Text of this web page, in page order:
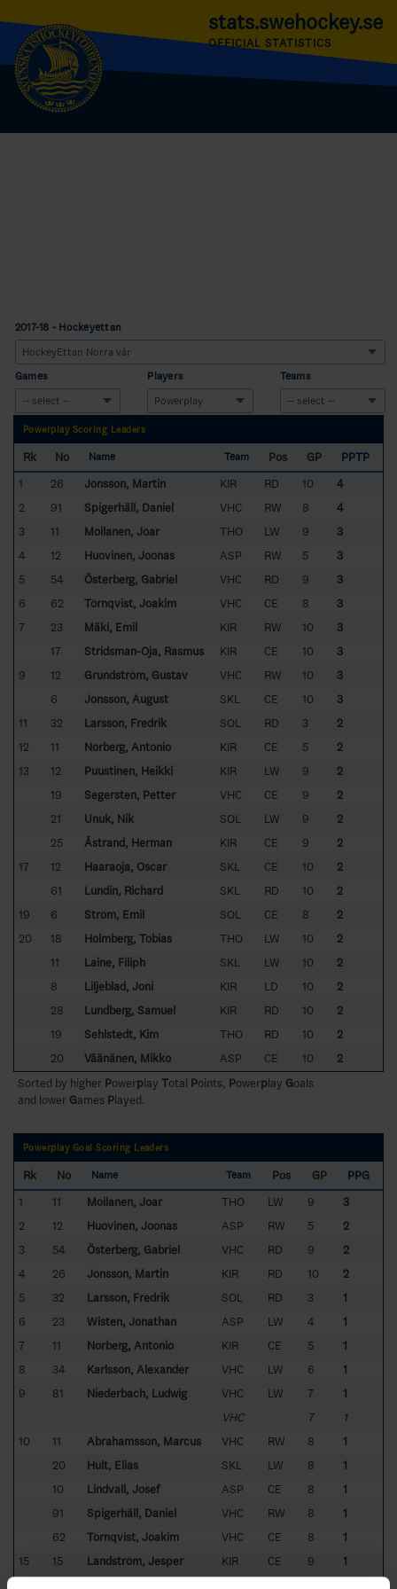
stats.swehockey.se
OFFICIAL STATISTICS
2017-18 - Hockeyettan
Games Players Teams
Powerplay Scoring Leaders
Rk No Name Team Pos GP
PPTP
1
26 Jonsson, Martin KIR RD 10
4
2
91 Spigerhäll, Daniel VHC RW 8
4
3
11 Moilanen, Joar THO LW 9
3
4
12 Huovinen, Joonas ASP RW 5
3
5
54 Österberg, Gabriel VHC RD 9
3
6
62 Törnqvist, Joakim VHC CE 8
3
7
23 Mäki, Emil KIR RW 10
3
17
Stridsman-Oja, Rasmus KIR CE 10
3
9
12 Grundström, Gustav VHC RW 10
3
6
Jonsson, August SKL CE 10
3
11
32 Larsson, Fredrik SOL RD 3
2
12
11 Norberg, Antonio KIR CE 5
2
13
12 Puustinen, Heikki KIR LW 9
2
19
Segersten, Petter VHC CE 9
2
21
Unuk, Nik SOL LW 9
2
25
Åstrand, Herman KIR CE 9
2
17
12 Haaraoja, Oscar SKL CE 10
2
61
Lundin, Richard SKL RD 10
2
19
6 Ström, Emil SOL CE 8
2
20
18 Holmberg, Tobias THO LW 10
2
11
Laine, Filiph SKL LW 10
2
8
Liljeblad, Joni KIR LD 10
2
28
Lundberg, Samuel KIR RD 10
2
19
Sehlstedt, Kim THO RD 10
2
20
Väänänen, Mikko ASP CE 10
2
Sorted by higher Powerplay Total Points, Powerplay Goals
and lower Games Played.
Powerplay Goal Scoring Leaders
Rk No Name Team Pos GP
PPG
1
11 Moilanen, Joar THO LW 9
3
2
12 Huovinen, Joonas ASP RW 5
2
3
54 Österberg, Gabriel VHC RD 9
2
4
26 Jonsson, Martin KIR RD 10
2
5
32 Larsson, Fredrik SOL RD 3
1
6
23 Wisten, Jonathan ASP LW 4
1
7
11 Norberg, Antonio KIR CE 5
1
8
34 Karlsson, Alexander VHC LW 6
1
9
81 Niederbach, Ludwig VHC LW 7
1
VHC
7
1
10
11 Abrahamsson, Marcus VHC RW 8
1
20
Hult, Elias SKL LW 8
1
10
Lindvall, Josef ASP CE 8
1
91
Spigerhäll, Daniel VHC RW 8
1
62
Törnqvist, Joakim VHC CE 8
1
15
15 Landström, Jesper KIR CE 9
1